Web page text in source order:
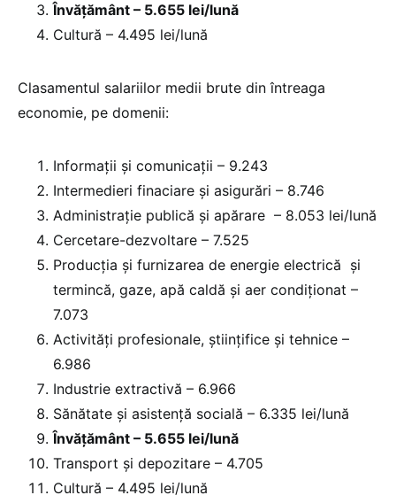
Învățământ – 5.655 lei/lună
Cultură – 4.495 lei/lună
Clasamentul salariilor medii brute din întreaga
economie, pe domenii:
Informații și comunicații – 9.243
Intermedieri finaciare și asigurări – 8.746
Administraţie publică şi apărare – 8.053 lei/lună
Cercetare-dezvoltare – 7.525
Producția și furnizarea de energie electrică și
termincă, gaze, apă caldă și aer condiționat –
7.073
Activități profesionale, științifice și tehnice –
6.986
Industrie extractivă – 6.966
Sănătate şi asistenţă socială – 6.335 lei/lună
Învățământ – 5.655 lei/lună
Transport și depozitare – 4.705
Cultură – 4.495 lei/lună